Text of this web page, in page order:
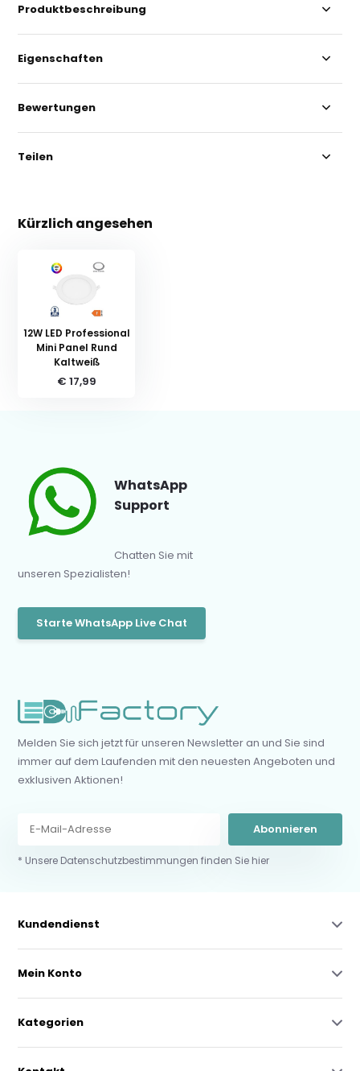
Produktbeschreibung
Eigenschaften
Bewertungen
Teilen
Kürzlich angesehen
12W LED Professional
Mini Panel Rund
Kaltweiß
€ 17,99
WhatsApp
Support
Chatten Sie mit
unseren Spezialisten!
Starte WhatsApp Live Chat
Melden Sie sich jetzt für unseren Newsletter an und Sie sind
immer auf dem Laufenden mit den neuesten Angeboten und
exklusiven Aktionen!
Abonnieren
* Unsere Datenschutzbestimmungen finden Sie hier
Kundendienst
Mein Konto
Kategorien